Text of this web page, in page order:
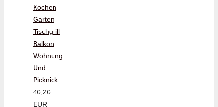
Kochen
Garten
Tischgrill
Balkon
Wohnung
Und
Picknick
46,26
EUR